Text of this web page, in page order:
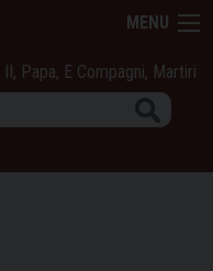
MENU
Papa, E Compagni, Martiri